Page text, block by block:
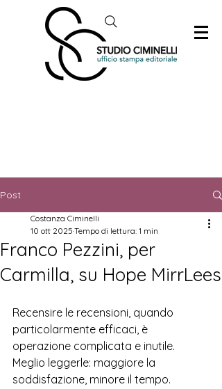
Post
Franco Pezzini, per
Carmilla, su Hope MirrLees
Costanza Ciminelli
10 ott 2025 Tempo di lettura: 1 min
Recensire le recensioni, quando
particolarmente efficaci, è
operazione complicata e inutile.
Meglio leggerle: maggiore la
soddisfazione, minore il tempo.